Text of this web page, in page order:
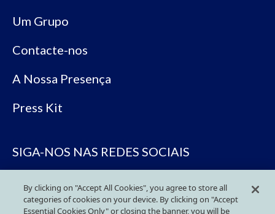
Um Grupo
Contacte-nos
A Nossa Presença
Press Kit
SIGA-NOS NAS REDES SOCIAIS
By clicking on "Accept All Cookies", you agree to store all
categories of cookies on your device. By clicking on "Accept
Essential Cookies Only" or closing the banner, you will be